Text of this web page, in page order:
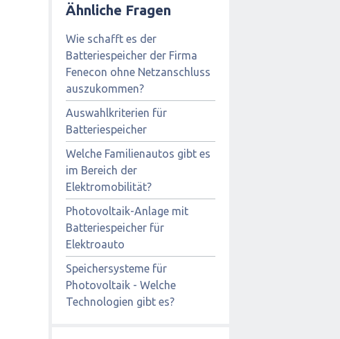
Ähnliche Fragen
Wie schafft es der
Batteriespeicher der Firma
Fenecon ohne Netzanschluss
auszukommen?
Auswahlkriterien für
Batteriespeicher
Welche Familienautos gibt es
im Bereich der
Elektromobilität?
Photovoltaik-Anlage mit
Batteriespeicher für
Elektroauto
Speichersysteme für
Photovoltaik - Welche
Technologien gibt es?